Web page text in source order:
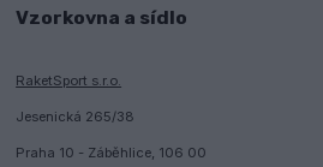
Vzorkovna a sídlo
RaketSport s.r.o.
Jesenická 265/38
Praha 10 - Záběhlice, 106 00